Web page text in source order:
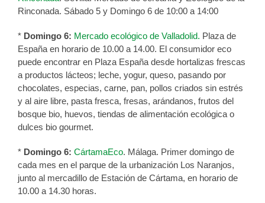
Rinconada. Sábado 5 y Domingo 6 de 10:00 a 14:00
* Domingo 6: Mercado ecológico de Valladolid. Plaza de
España en horario de 10.00 a 14.00. El consumidor eco
puede encontrar en Plaza España desde hortalizas frescas
a productos lácteos; leche, yogur, queso, pasando por
chocolates, especias, carne, pan, pollos criados sin estrés
y al aire libre, pasta fresca, fresas, arándanos, frutos del
bosque bio, huevos, tiendas de alimentación ecológica o
dulces bio gourmet.
* Domingo 6: CártamaEco. Málaga. Primer domingo de
cada mes en el parque de la urbanización Los Naranjos,
junto al mercadillo de Estación de Cártama, en horario de
10.00 a 14.30 horas.